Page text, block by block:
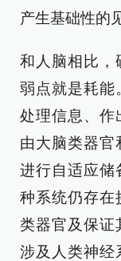
产生基础性的
和人脑相比，
弱点就是耗能
处理信息、作
由大脑类器官
进行自适应储
种系统仍存在
类器官及保证
涉及人类神经